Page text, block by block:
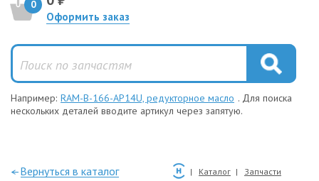
0
Оформить заказ
Например: RAM-B-166-AP14U, редукторное масло . Для поиска
нескольких деталей вводите артикул через запятую.
—Вернуться в каталог Каталог Запчасти